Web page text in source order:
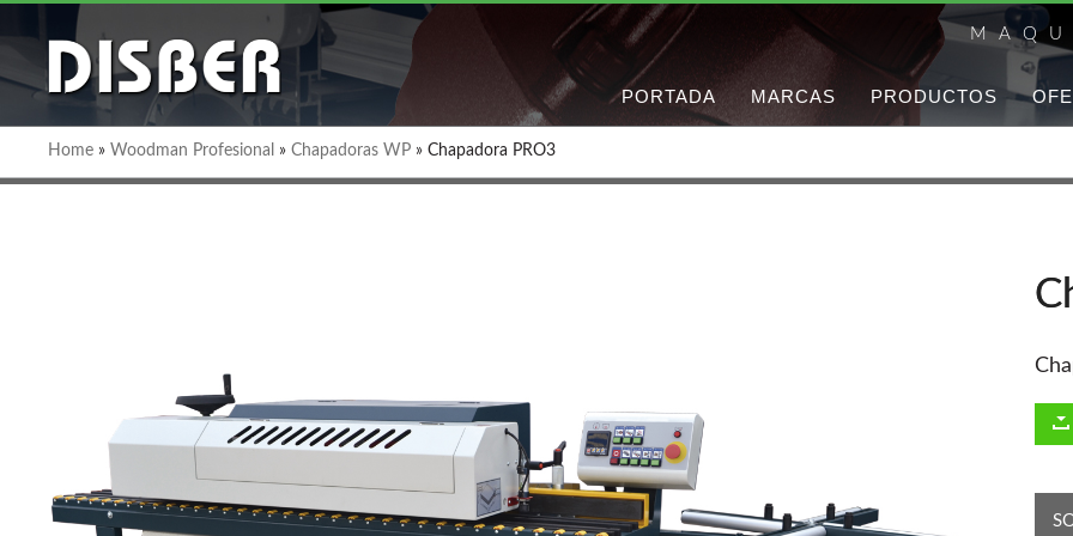
PORTADA MARCAS PRODUCTOS
Home » Woodman Profesional » Chapadoras WP » Chapadora PRO3